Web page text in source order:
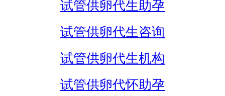
试管供卵代生助孕
试管供卵代生咨询
试管供卵代生机构
试管供卵代怀助孕